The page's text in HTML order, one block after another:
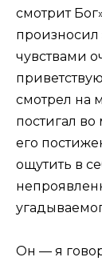
смотрит
произносил
чувствами
смотрел на
постигал
его
ощутить в
Он — я